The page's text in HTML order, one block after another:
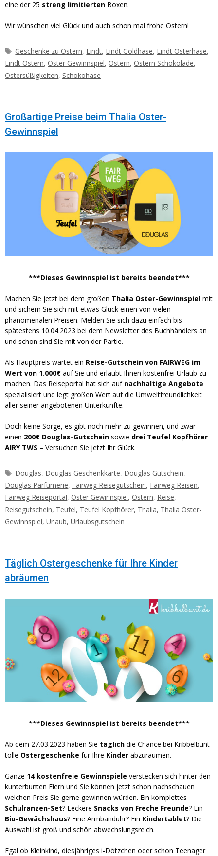
eine der 25 streng limitierten Boxen.
Wir wünschen viel Glück und auch schon mal frohe Ostern!
Schlagwörter
Geschenke zu Ostern, Lindt, Lindt Goldhase, Lindt Osterhase,
Lindt Ostern, Oster Gewinnspiel, Ostern, Ostern Schokolade,
Ostersüßigkeiten, Schokohase
Großartige Preise beim Thalia Oster-
Gewinnspiel
***Dieses Gewinnspiel ist bereits beendet***
Machen Sie jetzt bei dem großen Thalia Oster-Gewinnspiel mit
und sichern Sie sich mit etwas Glück einen von vielen
phänomenalen Preisen. Melden Sie sich dazu einfach bis
spätestens 10.04.2023 bei dem Newsletter des Buchhändlers an
und schon sind Sie mit von der Partie.
Als Hauptpreis wartet ein Reise-Gutschein von FAIRWEG im
Wert von 1.000€ auf Sie und erlaubt Ihnen kostenfrei Urlaub zu
machen. Das Reiseportal hat sich auf nachhaltige Angebote
spezialisiert und legt großen Wert auf die Umweltfreundlichkeit
aller seiner angebotenen Unterkünfte.
Doch keine Sorge, es gibt noch mehr zu gewinnen, und zwar
einen 200€ Douglas-Gutschein sowie drei Teufel Kopfhörer
AIRY TWS – Versuchen Sie jetzt Ihr Glück.
Schlagwörter
Douglas, Douglas Geschenkkarte, Douglas Gutschein,
Douglas Parfümerie, Fairweg Reisegutschein, Fairweg Reisen,
Fairweg Reiseportal, Oster Gewinnspiel, Ostern, Reise,
Reisegutschein, Teufel, Teufel Kopfhörer, Thalia, Thalia Oster-
Gewinnspiel, Urlaub, Urlaubsgutschein
Täglich Ostergeschenke für Ihre Kinder
abräumen
***Dieses Gewinnspiel ist bereits beendet***
Ab dem 27.03.2023 haben Sie täglich die Chance bei Kribbelbunt
tolle Ostergeschenke für Ihre Kinder abzuräumen.
Ganze 14 kostenfreie Gewinnspiele verstecken sich hinter den
kunterbunten Eiern und Sie können jetzt schon nachschauen
welchen Preis Sie gerne gewinnen würden. Ein komplettes
Schulranzen-Set? Leckere Snacks von Freche Freunde? Ein
Bio-Gewächshaus? Eine Armbanduhr? Ein Kindertablet? Die
Auswahl ist groß und schön abwechslungsreich.
Egal ob Kleinkind, diesjähriges i-Dötzchen oder schon Teenager